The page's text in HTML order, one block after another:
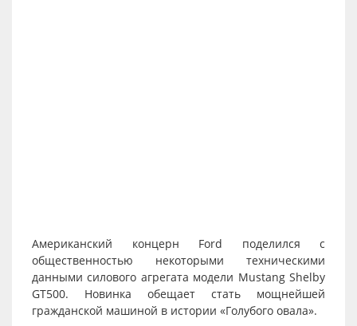
Американский концерн Ford поделился с
общественностью некоторыми техническими
данными силового агрегата модели Mustang Shelby
GT500. Новинка обещает стать мощнейшей
гражданской машиной в истории «Голубого овала».